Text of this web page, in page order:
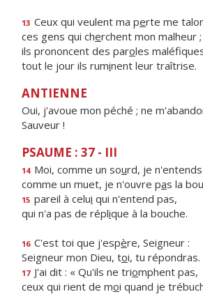
13 Ceux qui veulent ma perte me
ces gens qui cherchent mon malheur ;
ils prononcent des paroles
tout le jour ils ruminent leur traîtrise.
ANTIENNE
Oui, j'avoue mon péché ; ne
Sauveur !
PSAUME : 37 - III
14 Moi, comme un sourd, je
comme un muet, je n'ouvre pas la
15 pareil à celui qui n'entend pas,
qui n'a pas de réplique à la bouche.
16 C'est toi que j'espère, Seigneur :
Seigneur mon Dieu, toi, tu répondras.
17 J'ai dit : « Qu'ils ne triomphent pas,
ceux qui rient de moi quand je